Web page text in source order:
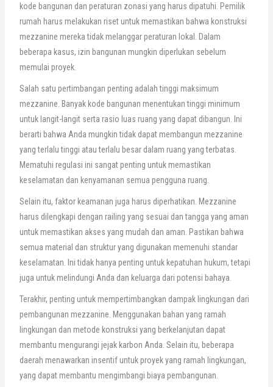
kode bangunan dan peraturan zonasi yang harus dipatuhi. Pemilik
rumah harus melakukan riset untuk memastikan bahwa konstruksi
mezzanine mereka tidak melanggar peraturan lokal. Dalam
beberapa kasus, izin bangunan mungkin diperlukan sebelum
memulai proyek.
Salah satu pertimbangan penting adalah tinggi maksimum
mezzanine. Banyak kode bangunan menentukan tinggi minimum
untuk langit-langit serta rasio luas ruang yang dapat dibangun. Ini
berarti bahwa Anda mungkin tidak dapat membangun mezzanine
yang terlalu tinggi atau terlalu besar dalam ruang yang terbatas.
Mematuhi regulasi ini sangat penting untuk memastikan
keselamatan dan kenyamanan semua pengguna ruang.
Selain itu, faktor keamanan juga harus diperhatikan. Mezzanine
harus dilengkapi dengan railing yang sesuai dan tangga yang aman
untuk memastikan akses yang mudah dan aman. Pastikan bahwa
semua material dan struktur yang digunakan memenuhi standar
keselamatan. Ini tidak hanya penting untuk kepatuhan hukum, tetapi
juga untuk melindungi Anda dan keluarga dari potensi bahaya.
Terakhir, penting untuk mempertimbangkan dampak lingkungan dari
pembangunan mezzanine. Menggunakan bahan yang ramah
lingkungan dan metode konstruksi yang berkelanjutan dapat
membantu mengurangi jejak karbon Anda. Selain itu, beberapa
daerah menawarkan insentif untuk proyek yang ramah lingkungan,
yang dapat membantu mengimbangi biaya pembangunan.